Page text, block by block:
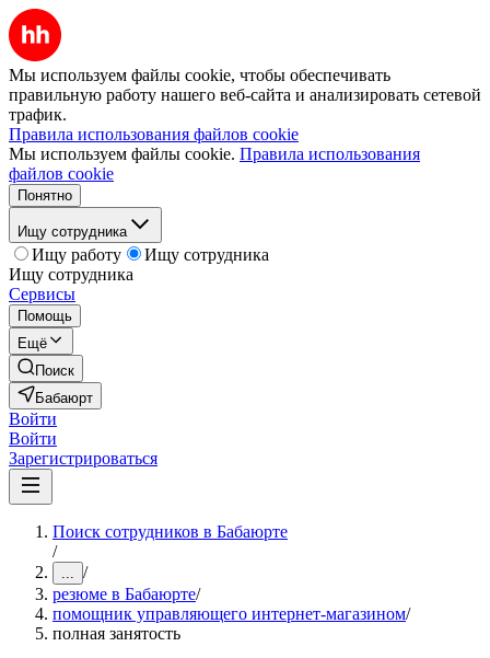
Мы используем файлы cookie, чтобы обеспечивать
правильную работу нашего веб-сайта и анализировать сетевой
трафик.
Правила использования файлов cookie
Мы используем файлы cookie. Правила использования
файлов cookie
Понятно
Ищу сотрудника
Ищу работу
Ищу сотрудника
Ищу сотрудника
Сервисы
Помощь
Ещё
Поиск
Бабаюрт
Войти
Войти
Зарегистрироваться
Поиск сотрудников в Бабаюрте
/
... /
резюме в Бабаюрте/
помощник управляющего интернет-магазином/
полная занятость